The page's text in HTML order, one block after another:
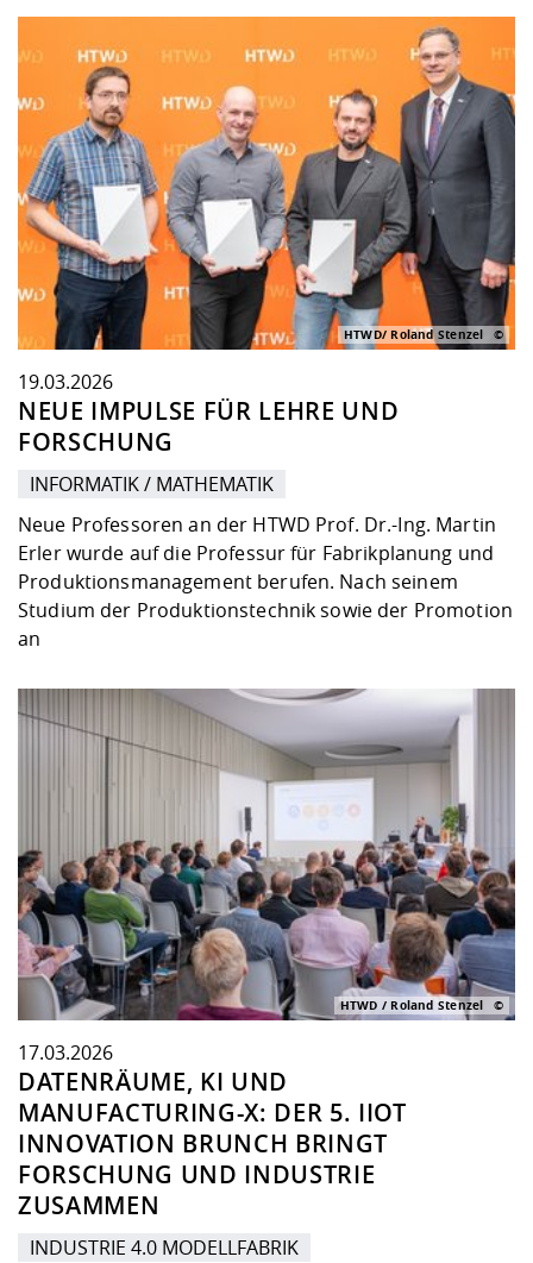
NEUE IMPULSE FÜR LEHRE UND
FORSCHUNG
19.03.2026
INFORMATIK / MATHEMATIK
Neue Professoren an der HTWD Prof. Dr.-Ing. Martin
Erler wurde auf die Professur für Fabrikplanung und
Produktionsmanagement berufen. Nach seinem
Studium der Produktionstechnik sowie der Promotion
an
HTWD/ Roland Stenzel
DATENRÄUME, KI UND
MANUFACTURING-X: DER 5. IIOT
INNOVATION BRUNCH BRINGT
FORSCHUNG UND INDUSTRIE
ZUSAMMEN
17.03.2026
INDUSTRIE 4.0 MODELLFABRIK
HTWD / Roland Stenzel